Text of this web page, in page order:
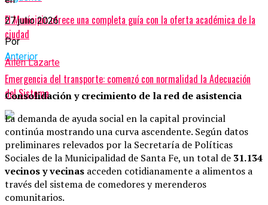
El Municipio ofrece una completa guía con la oferta académica de la
ciudad
Anterior
Emergencia del transporte: comenzó con normalidad la Adecuación
del Sistema
27 julio 2026
Por
Ailén Lazarte
Consolidación y crecimiento de la red de asistencia
La demanda de ayuda social en la capital provincial
continúa mostrando una curva ascendente. Según datos
preliminares relevados por la Secretaría de Políticas
Sociales de la Municipalidad de Santa Fe, un total de 31.134
vecinos y vecinas acceden cotidianamente a alimentos a
través del sistema de comedores y merenderos
comunitarios.